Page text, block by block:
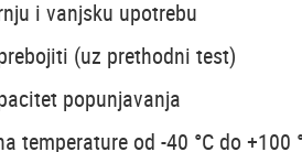
i vanjsku upotrebu
(uz prethodni test)
popunjavanja
temperature od -40 °C do +100